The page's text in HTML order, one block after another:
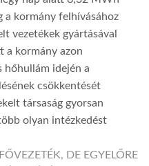
kormány felhívásához
vezetékek gyártásával
a kormány azon
hőhullám idején a
csökkentését
társaság gyorsan
olyan intézkedést
DE EGYELŐRE